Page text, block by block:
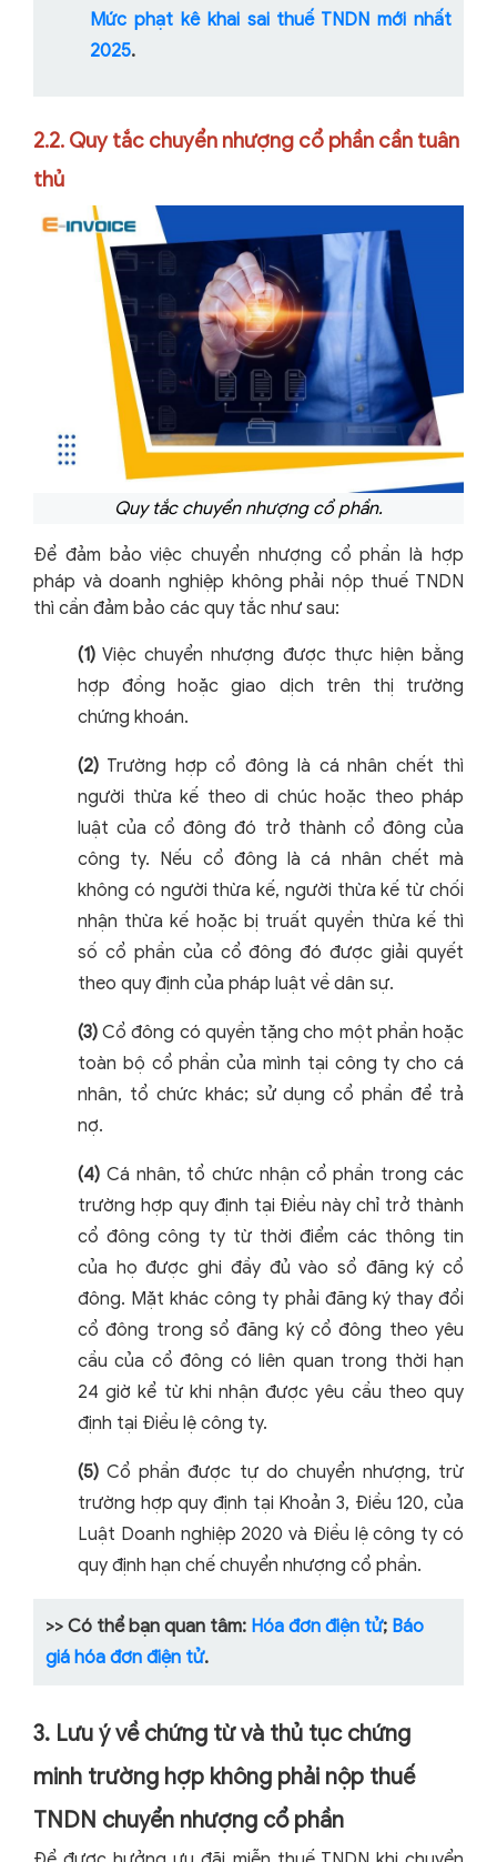
Mức phạt kê khai sai thuế TNDN mới nhất
2025.
2.2. Quy tắc chuyển nhượng cổ phần cần tuân
thủ
Quy tắc chuyển nhượng cổ phần.
Để đảm bảo việc chuyển nhượng cổ phần là hợp
pháp và doanh nghiệp không phải nộp thuế TNDN
thì cần đảm bảo các quy tắc như sau:
(1) Việc chuyển nhượng được thực hiện bằng
hợp đồng hoặc giao dịch trên thị trường
chứng khoán.
(2) Trường hợp cổ đông là cá nhân chết thì
người thừa kế theo di chúc hoặc theo pháp
luật của cổ đông đó trở thành cổ đông của
công ty. Nếu cổ đông là cá nhân chết mà
không có người thừa kế, người thừa kế từ chối
nhận thừa kế hoặc bị truất quyền thừa kế thì
số cổ phần của cổ đông đó được giải quyết
theo quy định của pháp luật về dân sự.
(3) Cổ đông có quyền tặng cho một phần hoặc
toàn bộ cổ phần của mình tại công ty cho cá
nhân, tổ chức khác; sử dụng cổ phần để trả
nợ.
(4) Cá nhân, tổ chức nhận cổ phần trong các
trường hợp quy định tại Điều này chỉ trở thành
cổ đông công ty từ thời điểm các thông tin
của họ được ghi đầy đủ vào sổ đăng ký cổ
đông. Mặt khác công ty phải đăng ký thay đổi
cổ đông trong sổ đăng ký cổ đông theo yêu
cầu của cổ đông có liên quan trong thời hạn
24 giờ kể từ khi nhận được yêu cầu theo quy
định tại Điều lệ công ty.
(5) Cổ phần được tự do chuyển nhượng, trừ
trường hợp quy định tại Khoản 3, Điều 120, của
Luật Doanh nghiệp 2020 và Điều lệ công ty có
quy định hạn chế chuyển nhượng cổ phần.
>> Có thể bạn quan tâm: Hóa đơn điện tử; Báo
giá hóa đơn điện tử.
3. Lưu ý về chứng từ và thủ tục chứng
minh trường hợp không phải nộp thuế
TNDN chuyển nhượng cổ phần